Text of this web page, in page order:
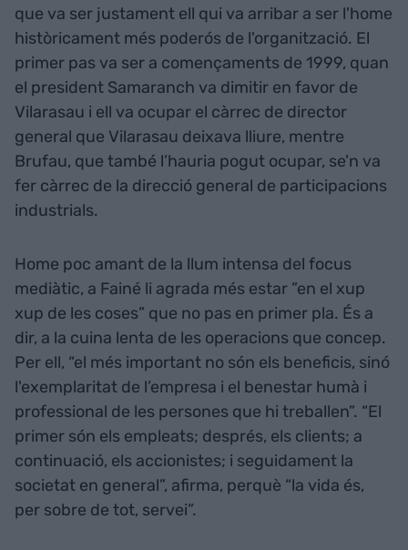
que va ser justament ell qui va arribar a ser l'home
històricament més poderós de l'organització. El
primer pas va ser a començaments de 1999, quan
el president Samaranch va dimitir en favor de
Vilarasau i ell va ocupar el càrrec de director
general que Vilarasau deixava lliure, mentre
Brufau, que també l’hauria pogut ocupar, se’n va
fer càrrec de la direcció general de participacions
industrials.
Home poc amant de la llum intensa del focus
mediàtic, a Fainé li agrada més estar ”en el xup
xup de les coses” que no pas en primer pla. És a
dir, a la cuina lenta de les operacions que concep.
Per ell, “el més important no són els beneficis, sinó
l'exemplaritat de l’empresa i el benestar humà i
professional de les persones que hi treballen”. “El
primer són els empleats; després, els clients; a
continuació, els accionistes; i seguidament la
societat en general”, afirma, perquè “la vida és,
per sobre de tot, servei”.